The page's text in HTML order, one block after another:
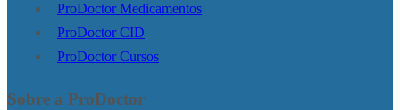
ProDoctor Medicamentos
ProDoctor CID
ProDoctor Cursos
Sobre a ProDoctor